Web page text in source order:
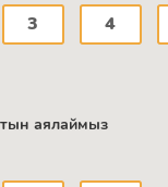
3 4
аялаймыз